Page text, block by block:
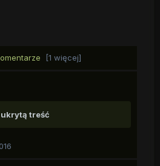
[1 więcej]
treść